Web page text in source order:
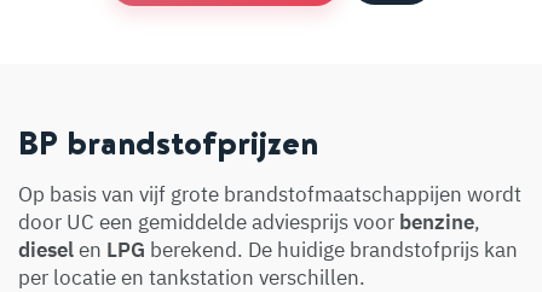
BP brandstofprijzen
Op basis van vijf grote brandstofmaatschappijen wordt
door UC een gemiddelde adviesprijs voor benzine,
dieselen LPG berekend. De huidige brandstofprijs kan
per locatie en tankstation verschillen.